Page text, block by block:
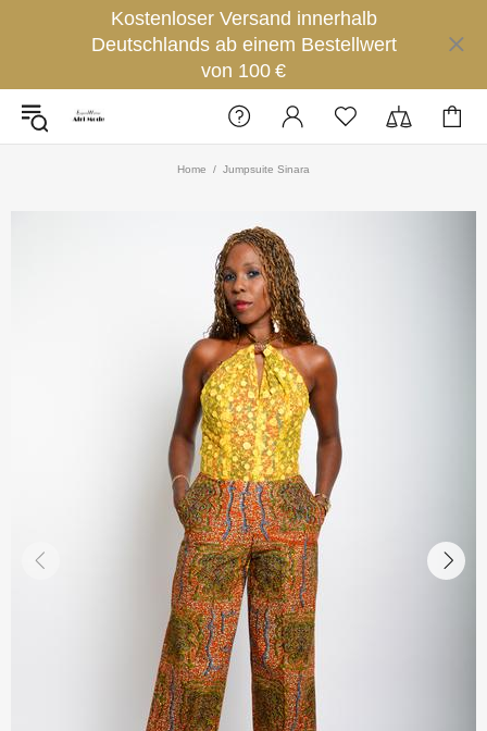
Kostenloser Versand innerhalb
Deutschlands ab einem Bestellwert
von 100 €
Home Jumpsuite Sinara